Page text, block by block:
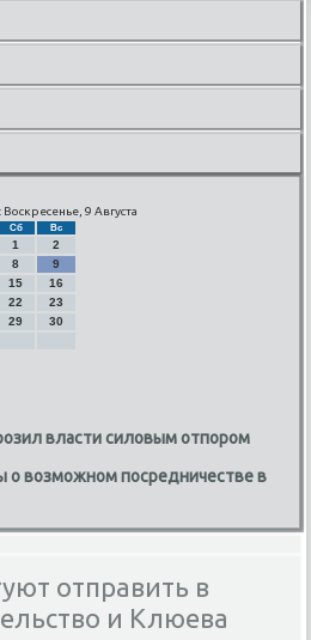
Воскресенье, 9 Августа
Сб Вс
1
2
8
9
15
16
22
23
29
30
власти силовым отпором
о возможном посредничестве в
отправить в
и Клюева